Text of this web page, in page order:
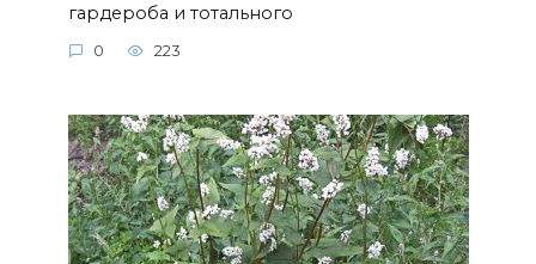
гардероба и тотального
0 223